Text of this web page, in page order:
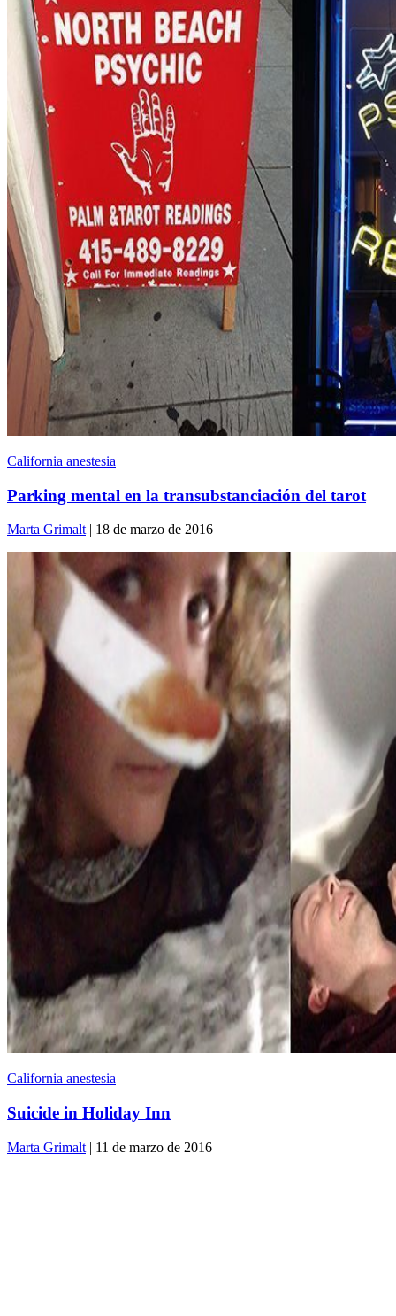
California anestesia
Parking mental en la transubstanciación del tarot
Marta Grimalt | 18 de marzo de 2016
California anestesia
Suicide in Holiday Inn
Marta Grimalt | 11 de marzo de 2016